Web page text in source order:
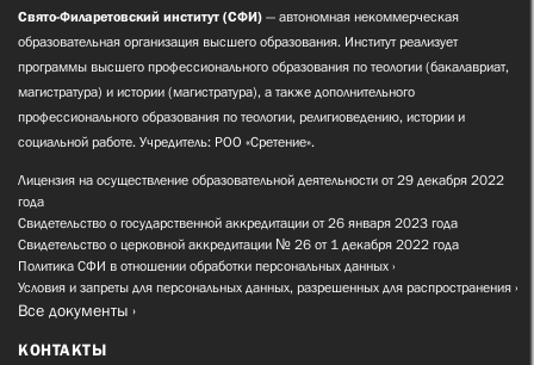
Свято-Филаретовский институт (СФИ) — автономная некоммерческая
образовательная организация высшего образования. Институт реализует
программы высшего профессионального образования по теологии (бакалавриат,
магистратура) и истории (магистратура), а также дополнительного
профессионального образования по теологии, религиоведению, истории и
социальной работе. Учредитель: РОО «Сретение».
Лицензия на осуществление образовательной деятельности от 29 декабря 2022
года
Свидетельство о государственной аккредитации от 26 января 2023 года
Свидетельство о церковной аккредитации № 26 от 1 декабря 2022 года
Политика СФИ в отношении обработки персональных данных
Условия и запреты для персональных данных, разрешенных для распространения
Все документы
КОНТАКТЫ